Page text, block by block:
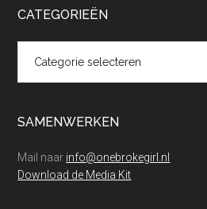
CATEGORIEËN
SAMENWERKEN
Mail naar info@onebrokegirl.nl
Download de Media Kit